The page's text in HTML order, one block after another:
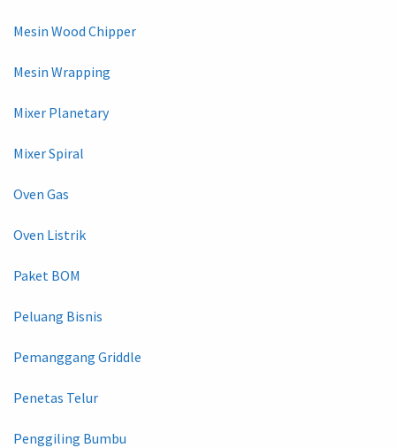
Mesin Wood Chipper
Mesin Wrapping
Mixer Planetary
Mixer Spiral
Oven Gas
Oven Listrik
Paket BOM
Peluang Bisnis
Pemanggang Griddle
Penetas Telur
Penggiling Bumbu